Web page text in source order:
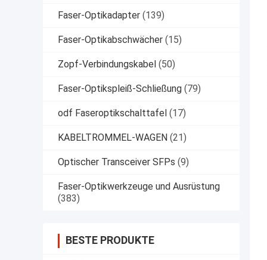
Faser-Optikadapter (139)
Faser-Optikabschwächer (15)
Zopf-Verbindungskabel (50)
Faser-Optikspleiß-Schließung (79)
odf Faseroptikschalttafel (17)
KABELTROMMEL-WAGEN (21)
Optischer Transceiver SFPs (9)
Faser-Optikwerkzeuge und Ausrüstung
(383)
BESTE PRODUKTE